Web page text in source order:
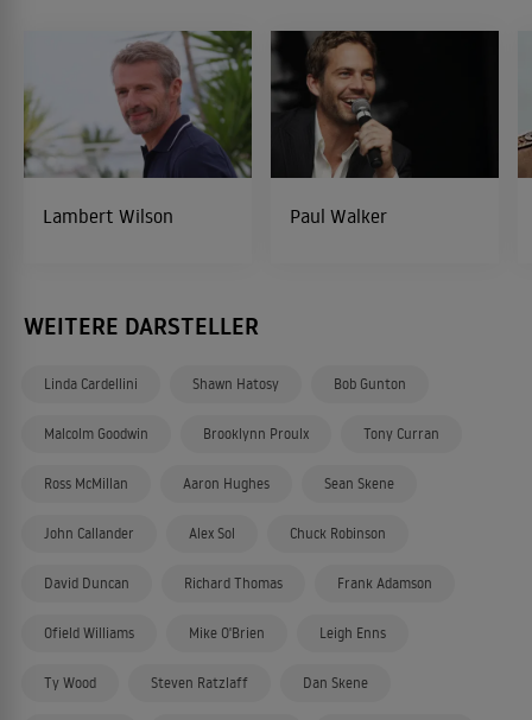
Lambert Wilson Paul Walker
WEITERE DARSTELLER
Linda Cardellini Shawn Hatosy Bob Gunton
Malcolm Goodwin Brooklynn Proulx Tony Curran
Ross McMillan Aaron Hughes Sean Skene
John Callander Alex Sol Chuck Robinson
David Duncan Richard Thomas Frank Adamson
Ofield Williams Mike O'Brien Leigh Enns
Ty Wood Steven Ratzlaff Dan Skene